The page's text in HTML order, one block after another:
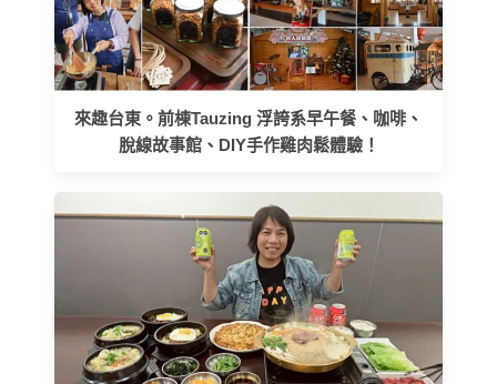
來趣台東。前棟Tauzing 浮誇系早午餐、咖啡、
脫線故事館、DIY手作雞肉鬆體驗！